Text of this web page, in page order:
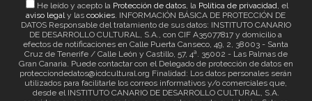
He leído y acepto la Protección de datos, la Política de privacidad, el
aviso legaly lascookies. INFORMACIÓN BÁSICA DE PROTECCIÓN DE
DATOS Responsable del tratamiento de sus datos: INSTITUTO CANARIO
DE DESARROLLO CULTURAL, S.A., con CIF A35077817 y domicilio a
efectos de notificaciones en Calle Puerta Canseco, 49, 2, 38003 - Santa
Cruz de Tenerife / Calle León y Castillo, 57, 4ª. 35002 - Las Palmas de
Gran Canaria. Puede contactar con el Delegado de protección de datos en
protecciondedatos@icdcultural.org Finalidad: Los datos personales serán
utilizados para facilitarle los correos informativos y/o comerciales que,
desde el INSTITUTO CANARIO DE DESARROLLO CULTURAL, S.A.